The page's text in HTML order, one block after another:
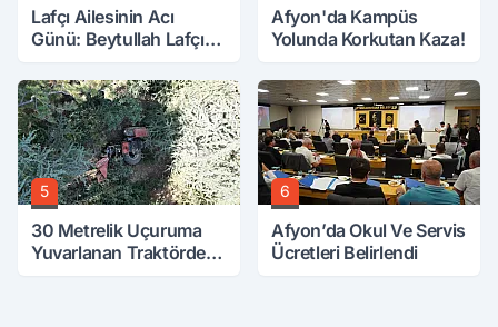
Lafçı Ailesinin Acı
Günü: Beytullah Lafçı
Afyon'da Kampüs
Yolunda Korkutan Kaza!
5
30 Metrelik Uçuruma
Yuvarlanan Traktörden
6
Afyon’da Okul Ve Servis
Ücretleri Belirlendi